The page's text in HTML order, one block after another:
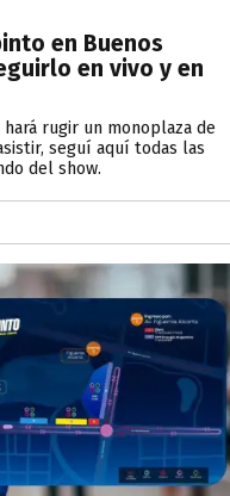
en Buenos
en vivo y en
rugir un monoplaza de
seguí aquí todas las
del show.